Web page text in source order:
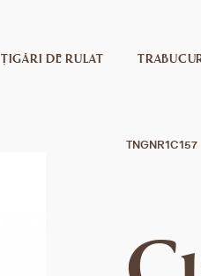
ȚIGĂRI DE RULAT
TNGNR1С157